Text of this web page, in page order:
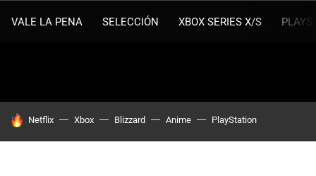
VALE LA PENA SELECCIÓN XBOX SERIES X/S
HOY SE HABLA DE
Netflix Xbox Blizzard Anime PlayStation